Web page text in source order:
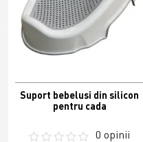
Suport bebelusi din silicon
pentru cada
0 opinii